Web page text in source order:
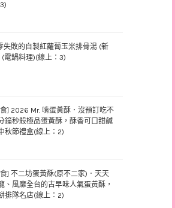
失敗的自製紅蘿蔔玉米排骨湯 (新
(電鍋料理)(線上：3)
] 2026 Mr. 啃蛋黃酥．沒預訂吃不
鐘秒殺極品蛋黃酥，酥香可口甜鹹
秋節禮盒(線上：2)
] 不二坊蛋黃酥(原不二家)．天天
、風靡全台的古早味人氣蛋黃酥，
排隊名店(線上：2)